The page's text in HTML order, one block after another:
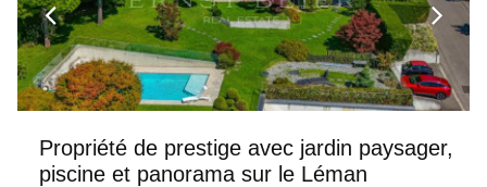
Propriété de prestige avec jardin paysager,
piscine et panorama sur le Léman